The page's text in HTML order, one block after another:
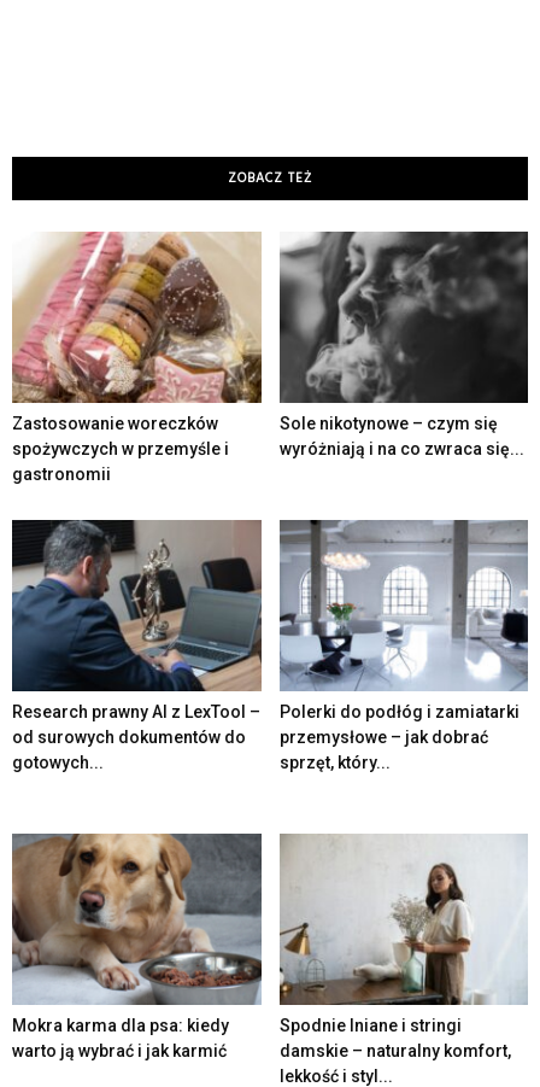
ZOBACZ TEŻ
Zastosowanie woreczków
spożywczych w przemyśle i
gastronomii
Sole nikotynowe – czym się
wyróżniają i na co zwraca się...
Research prawny AI z LexTool –
od surowych dokumentów do
gotowych...
Polerki do podłóg i zamiatarki
przemysłowe – jak dobrać
sprzęt, który...
Mokra karma dla psa: kiedy
warto ją wybrać i jak karmić
Spodnie lniane i stringi
damskie – naturalny komfort,
lekkość i styl...